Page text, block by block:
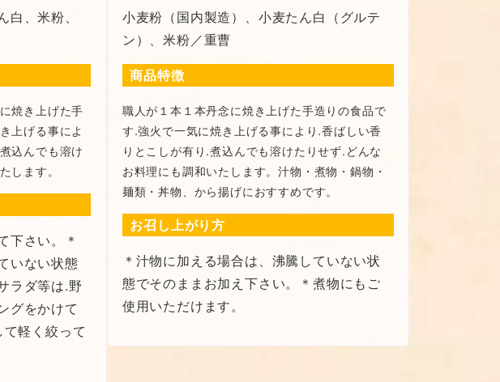
、米粉、
焼き上げた手
上げる事によ
込んでも溶け
します。
下さい。＊
いない状態
ラダ等は.野
グをかけて
軽く絞って
小麦粉（国内製造）、小麦たん白（グルテ
ン）、米粉／重曹
商品特徴
職人が１本１本丹念に焼き上げた手造りの食品で
す.強火で一気に焼き上げる事により.香ばしい香
りとこしが有り.煮込んでも溶けたりせず.どんな
お料理にも調和いたします。汁物・煮物・鍋物・
麺類・丼物、から揚げにおすすめです。
お召し上がり方
＊汁物に加える場合は、沸騰していない状
態でそのままお加え下さい。＊煮物にもご
使用いただけます。